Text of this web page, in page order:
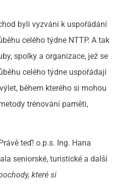
byli vyzváni k uspořádání
celého týdne NTTP. A tak
spolky a organizace, jež se
celého týdne uspořádají
během kterého si mohou
trénování paměti,
teď! o.p.s. Ing. Hana
seniorské, turistické a další
které si